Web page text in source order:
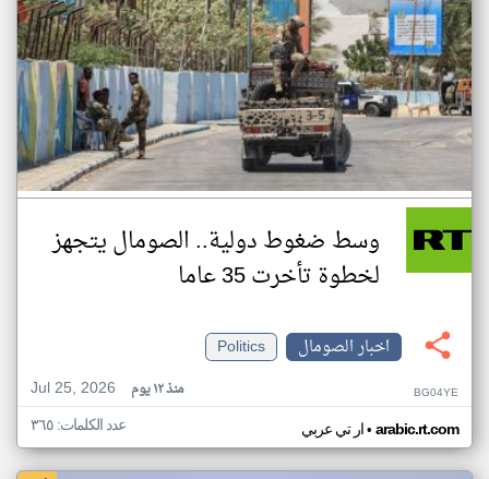
وسط ضغوط دولية.. الصومال يتجهز
لخطوة تأخرت 35 عاما
اخبار الصومال
Politics
Jul 25, 2026
منذ ١٢ يوم BG04YE
ار تي عربي• arabic.rt.com عدد الكلمات: ٣٦٥